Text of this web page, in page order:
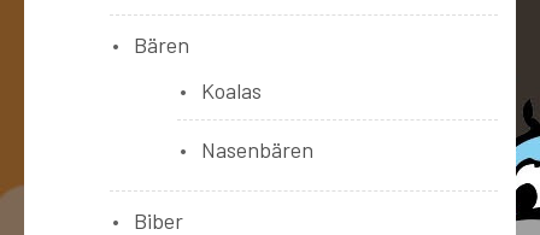
Bären
Koalas
Nasenbären
Biber